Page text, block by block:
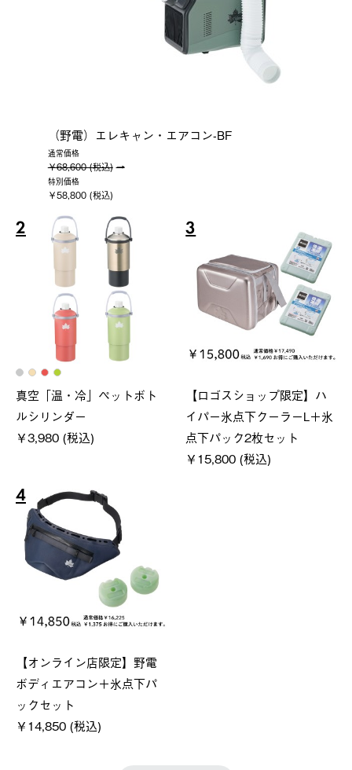
（野電）エレキャン・エアコン-BF
通常価格
￥68,600 (税込)
特別価格
￥58,800 (税込)
2
真空「温・冷」ペットボト
ルシリンダー
￥3,980 (税込)
3
【ロゴスショップ限定】ハ
イパー氷点下クーラーL＋氷
点下パック2枚セット
￥15,800 (税込)
4
【オンライン店限定】野電
ボディエアコン＋氷点下パ
ックセット
￥14,850 (税込)